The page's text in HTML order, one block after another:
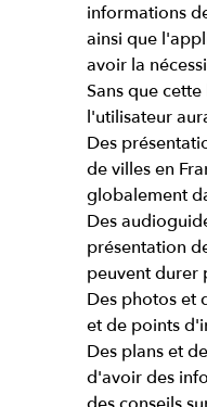
informations
ainsi que
avoir la
Sans que
l'utilisateur
Des
de villes en
globalement
Des
présentation
peuvent durer
Des photos et
et de points
Des plans et
d'avoir des